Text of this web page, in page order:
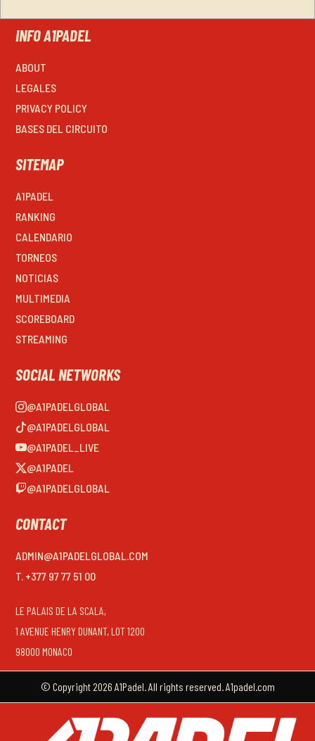
INFO A1PADEL
ABOUT
LEGALES
PRIVACY POLICY
BASES DEL CIRCUITO
SITEMAP
A1PADEL
RANKING
CALENDARIO
TORNEOS
NOTICIAS
MULTIMEDIA
SCOREBOARD
STREAMING
SOCIAL NETWORKS
@A1PADELGLOBAL
@A1PADELGLOBAL
@A1PADEL_LIVE
@A1PADEL
@A1PADELGLOBAL
CONTACT
ADMIN@A1PADELGLOBAL.COM
T. +377 97 77 51 00
LE PALAIS DE LA SCALA,
1 AVENUE HENRY DUNANT, LOT 1200
98000 MONACO
© Copyright 2026 A1Padel. All rights reserved. A1padel.com